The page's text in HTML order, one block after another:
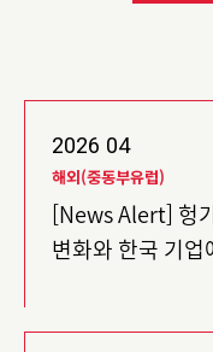
2026 04
해외(중동부유럽)
[News Alert] 헝
변화와 한국 기업